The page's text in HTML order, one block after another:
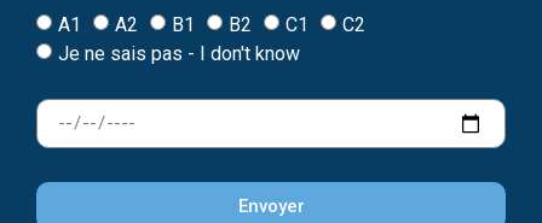
A1 A2 B1 B2 C1
C2
Je ne sais pas - I don't know
Envoyer